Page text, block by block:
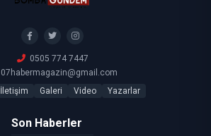
0505 774 7447
07habermagazin@gmail.com
İletişim Galeri Video Yazarlar
Son Haberler